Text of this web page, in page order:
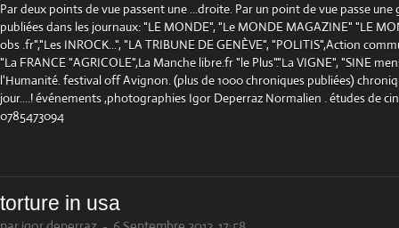
Par deux points de vue passent une ...droite. Par un point de vue passe
publiées dans les journaux: "LE MONDE", "Le MONDE MAGAZINE" "LE
obs .fr","Les INROCK...", "LA TRIBUNE DE GENÈVE", "POLITIS",Action
"La FRANCE "AGRICOLE",La Manche libre.fr "le Plus"."La VIGNE", "SINE
l'Humanité. festival off Avignon. (plus de 1000 chroniques publiées)
jour....! événements ,photographies Igor Deperraz Normalien . études de
0785473094
torture in usa